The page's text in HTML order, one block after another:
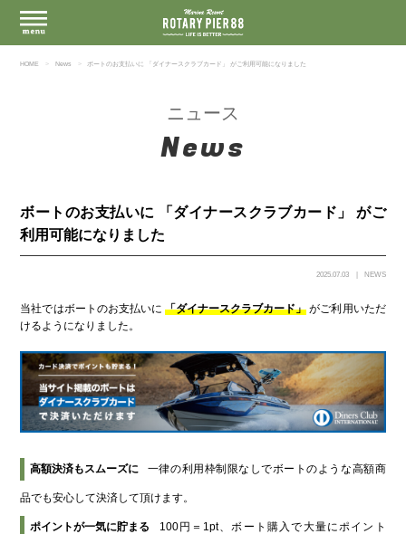
HOME News ボートのお支払いに 「ダイナースクラブカード」 がご利用可能になりました
ニュース
News
ボートのお支払いに 「ダイナースクラブカード」 がご
利用可能になりました
2025.07.03 NEWS
当社ではボートのお支払いに 「ダイナースクラブカード」 がご利用いただ
けるようになりました。
高額決済もスムーズに 一律の利用枠制限なしでボートのような高額商
品でも安心して決済して頂けます。
ポイントが一気に貯まる 100円＝1pt、ボート購入で大量にポイント